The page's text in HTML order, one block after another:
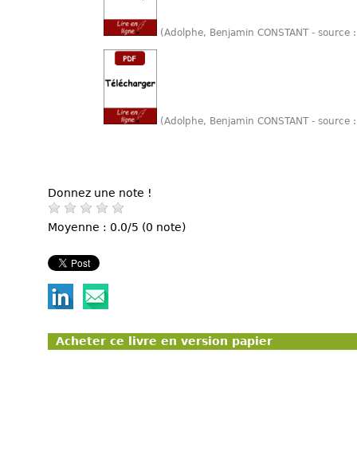
(Adolphe, Benjamin CONSTANT -
(Adolphe, Benjamin CONSTANT -
Donnez une note !
Moyenne : 0.0/5 (0 note)
Acheter ce livre en version papier